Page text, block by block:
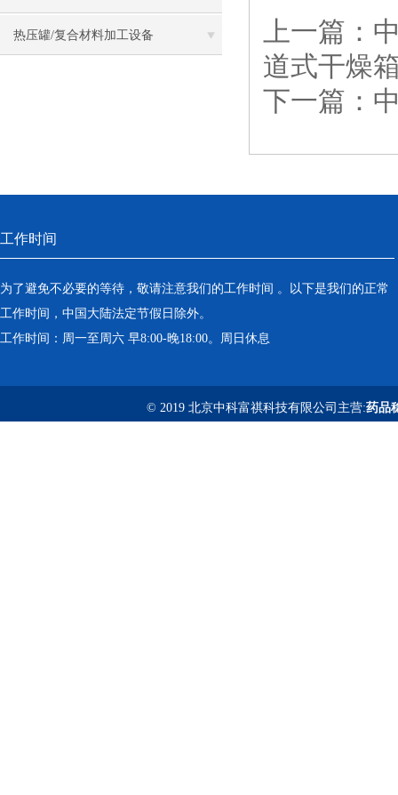
热压罐/复合材料加工设备 上一篇：
道式干燥
下一篇：
工作时间
为了避免不必要的等待，敬请注意我们的工作时间 。以下是我们的正常
工作时间，中国大陆法定节假日除外。
工作时间：周一至周六 早8:00-晚18:00。周日休息
© 2019 北京中科富祺科技有限公司主营:药品